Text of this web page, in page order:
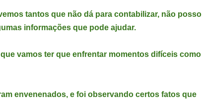
tantos que não dá para contabilizar, não posso
informações que pode ajudar.
vamos ter que enfrentar momentos difíceis como
envenenados, e foi observando certos fatos que